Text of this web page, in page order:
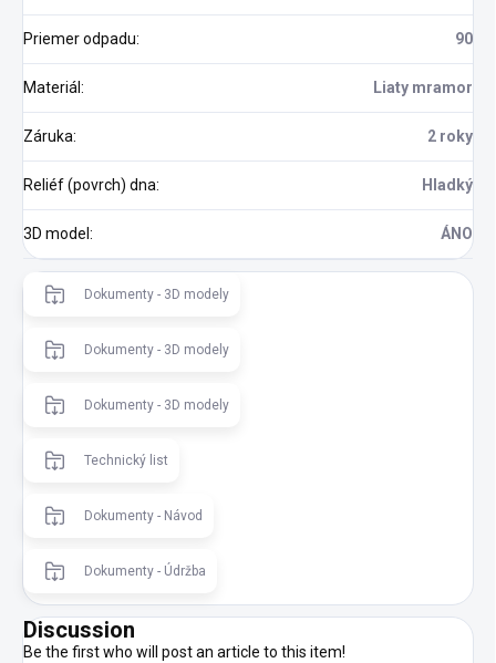
Priemer odpadu: 90
Materiál : Liaty mramor
Záruka: 2 roky
Reliéf (povrch) dna: Hladký
3D model : ÁNO
Dokumenty - 3D modely
Dokumenty - 3D modely
Dokumenty - 3D modely
Technický list
Dokumenty - Návod
Dokumenty - Údržba
Discussion
Be the first who will post an article to this item!